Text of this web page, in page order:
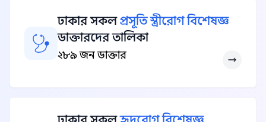
ঢাকার সকলপ্রসূতি স্ত্রীরোগ বিশেষজ্ঞ
ডাক্তারদের তালিকা
২৮৯ জন ডাক্তার